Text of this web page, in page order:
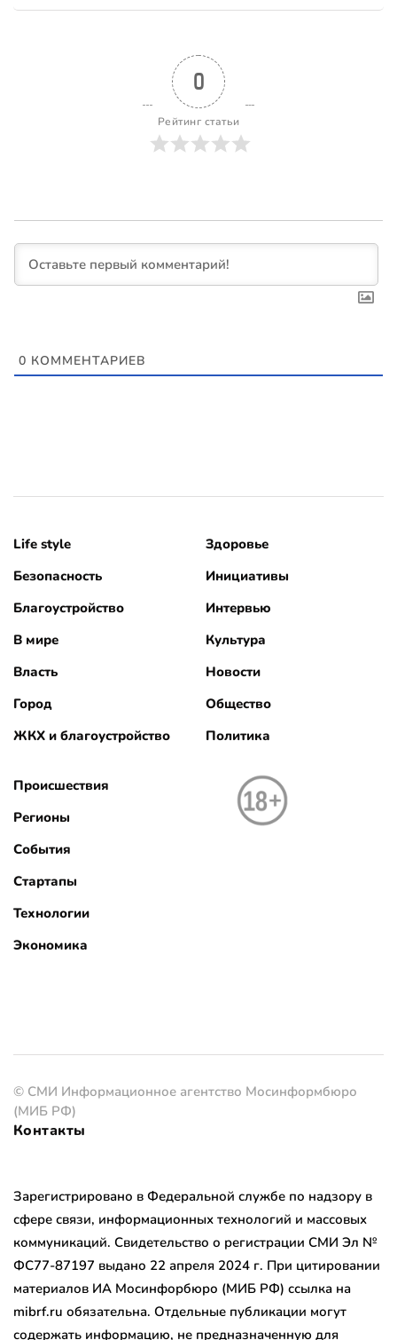
0
Рейтинг статьи
0 КОММЕНТАРИЕВ
Life style
Безопасность
Благоустройство
В мире
Власть
Город
ЖКХ и благоустройство
Здоровье
Инициативы
Интервью
Культура
Новости
Общество
Политика
Происшествия
Регионы
События
Стартапы
Технологии
Экономика
© СМИ Информационное агентство Мосинформбюро
(МИБ РФ)
Контакты
Зарегистрировано в Федеральной службе по надзору в
сфере связи, информационных технологий и массовых
коммуникаций. Свидетельство о регистрации СМИ Эл №
ФС77-87197 выдано 22 апреля 2024 г. При цитировании
материалов ИА Мосинфорбюро (МИБ РФ) ссылка на
mibrf.ru обязательна. Отдельные публикации могут
содержать информацию, не предназначенную для